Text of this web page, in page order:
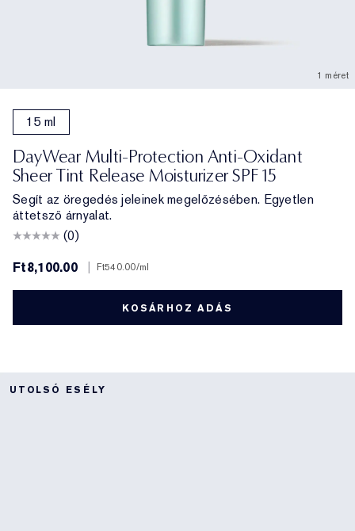
1 méret
15 ml
DayWear Multi-Protection Anti-Oxidant
Sheer Tint Release Moisturizer SPF 15
Segít az öregedés jeleinek megelőzésében. Egyetlen
áttetsző árnyalat.
(0)
Ft8,100.00
Ft540.00/ml
KOSÁRHOZ ADÁS
UTOLSÓ ESÉLY